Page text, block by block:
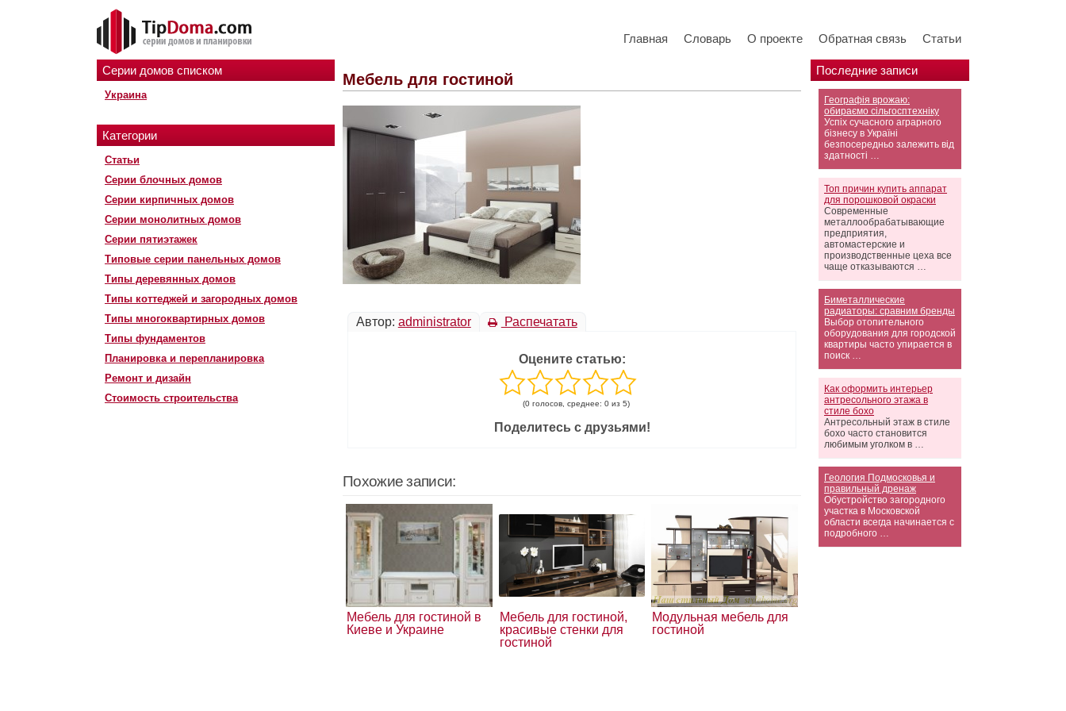
Главная Словарь О проекте Обратная связь Статьи
Серии домов списком
Украина
Категории
Статьи
Серии блочных домов
Серии кирпичных домов
Серии монолитных домов
Серии пятиэтажек
Типовые серии панельных домов
Типы деревянных домов
Типы коттеджей и загородных домов
Типы многоквартирных домов
Типы фундаментов
Планировка и перепланировка
Ремонт и дизайн
Стоимость строительства
Последние записи
Географія врожаю:
обираємо сільгосптехніку
Успіх сучасного аграрного
бізнесу в Україні
безпосередньо залежить від
здатності …
Топ причин купить аппарат
для порошковой окраски
Современные
металлообрабатывающие
предприятия,
автомастерские и
производственные цеха все
чаще отказываются …
Биметаллические
радиаторы: сравним бренды
Выбор отопительного
оборудования для городской
квартиры часто упирается в
поиск …
Как оформить интерьер
антресольного этажа в
стиле бохо
Антресольный этаж в стиле
бохо часто становится
любимым уголком в …
Геология Подмосковья и
правильный дренаж
Обустройство загородного
участка в Московской
области всегда начинается с
подробного …
Мебель для гостиной
Автор: administrator Распечатать
Оцените статью:
(0 голосов, среднее: 0 из 5)
Поделитесь с друзьями!
Похожие записи:
Мебель для гостиной в
Киеве и Украине
Мебель для гостиной,
красивые стенки для
гостиной
Модульная мебель для
гостиной